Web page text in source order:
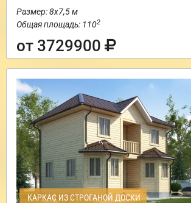
Размер: 8х7,5 м
Общая площадь: 1102
от 3729900
КАРКАС ИЗ СТРОГАНОЙ ДОСКИ